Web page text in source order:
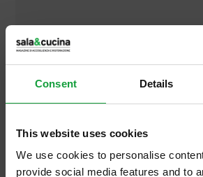
Consent Details
This website uses cookies
We use cookies to personalise
provide social media features and to